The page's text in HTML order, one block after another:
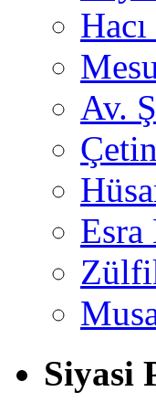
Av.
Siyasi